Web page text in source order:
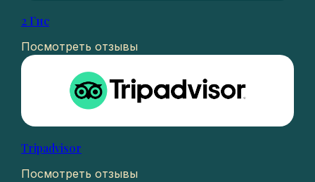
2 Гис
Посмотреть отзывы
Tripadvisor
Посмотреть отзывы